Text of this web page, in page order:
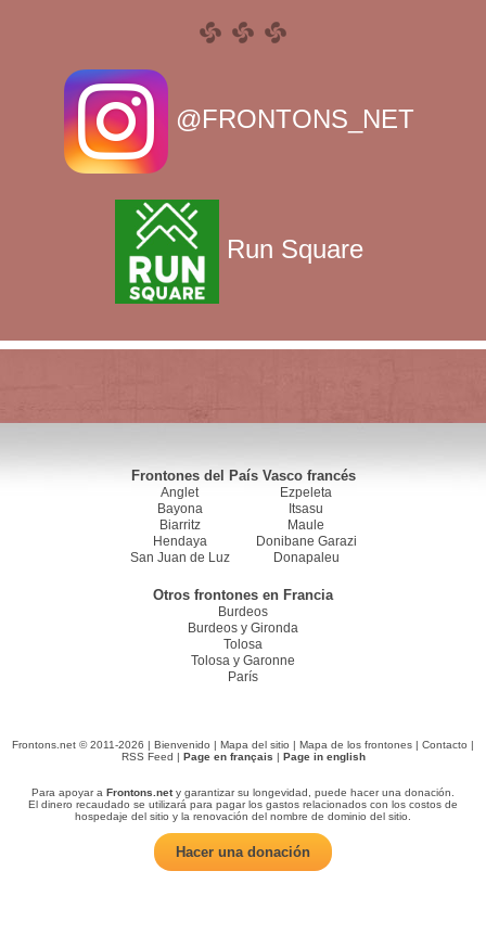
@FRONTONS_NET
Run Square
Frontones del País Vasco francés
Anglet
Bayona
Biarritz
Hendaya
San Juan de Luz
Ezpeleta
Itsasu
Maule
Donibane Garazi
Donapaleu
Otros frontones en Francia
Burdeos
Burdeos y Gironda
Tolosa
Tolosa y Garonne
París
Frontons.net © 2011-2026 | Bienvenido | Mapa del sitio | Mapa de los frontones | Contacto |
RSS Feed | Page en français | Page in english
Para apoyar a Frontons.nety garantizar su longevidad, puede hacer una donación.
El dinero recaudado se utilizará para pagar los gastos relacionados con los costos de
hospedaje del sitio y la renovación del nombre de dominio del sitio.
Hacer una donación